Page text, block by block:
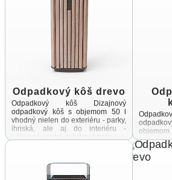
Odpadkový kôš drevo
Odpadkový kôš Dizajnový
odpadkový kôš s objemom 50 l
vhodný nielen do exteriéru - parky,
ihriská, ale aj do interiéru -
nákupné centrá, letiskové haly ...
exteriéru
interiéru -